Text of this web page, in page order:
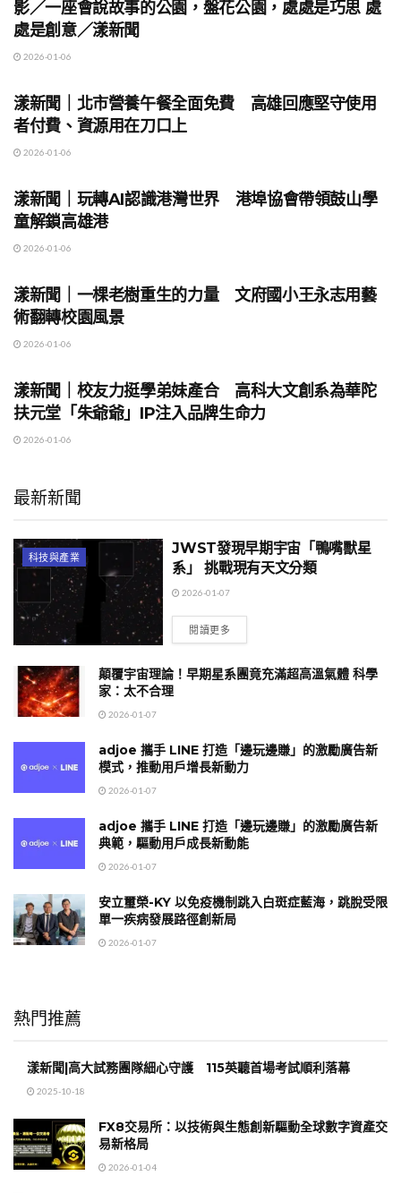
影／一座會說故事的公園，盤花公園，處處是巧思 處
處是創意／漾新聞
2026-01-06
漾新聞｜北市營養午餐全面免費 高雄回應堅守使用
者付費、資源用在刀口上
2026-01-06
漾新聞｜玩轉AI認識港灣世界 港埠協會帶領鼓山學
童解鎖高雄港
2026-01-06
漾新聞｜一棵老樹重生的力量 文府國小王永志用藝
術翻轉校園風景
2026-01-06
漾新聞｜校友力挺學弟妹產合 高科大文創系為華陀
扶元堂「朱爺爺」IP注入品牌生命力
2026-01-06
最新新聞
科技與產業
JWST發現早期宇宙「鴨嘴獸星
系」 挑戰現有天文分類
2026-01-07
閱讀更多
顛覆宇宙理論！早期星系團竟充滿超高溫氣體 科學
家：太不合理
2026-01-07
adjoe 攜手 LINE 打造「邊玩邊賺」的激勵廣告新
模式，推動用戶增長新動力
2026-01-07
adjoe 攜手 LINE 打造「邊玩邊賺」的激勵廣告新
典範，驅動用戶成長新動能
2026-01-07
安立璽榮-KY 以免疫機制跳入白斑症藍海，跳脫受限
單一疾病發展路徑創新局
2026-01-07
熱門推薦
漾新聞|高大試務團隊細心守護 115英聽首場考試順利落幕
2025-10-18
FX8交易所：以技術與生態創新驅動全球數字資產交
易新格局
2026-01-04